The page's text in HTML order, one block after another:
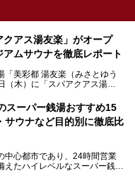
アス湯友楽」がオープ
ムサウナを徹底レポート
美彩都 湯友楽（みさとゆう
木）に「スパアクアス湯友
続けてきた施設だからこそ、
待ちわびている人も多いのでは
2年前からじっくり構想を練
館内の充実度は想像以上。
天エリアや10の浴槽、40人収
に、岩盤浴やリラクゼーション
スーパー銭湯おすすめ15
サウナなど目的別に徹底比
中心都市であり、24時間営業
たハイレベルなスーパー銭湯